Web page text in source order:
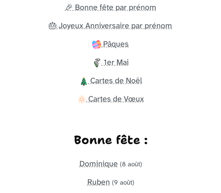
🎉 Bonne fête par prénom
🎂 Joyeux Anniversaire par prénom
Pâques
1er Mai
Cartes de Noël
Cartes de Vœux
Bonne fête :
Dominique (8 août)
Ruben (9 août)